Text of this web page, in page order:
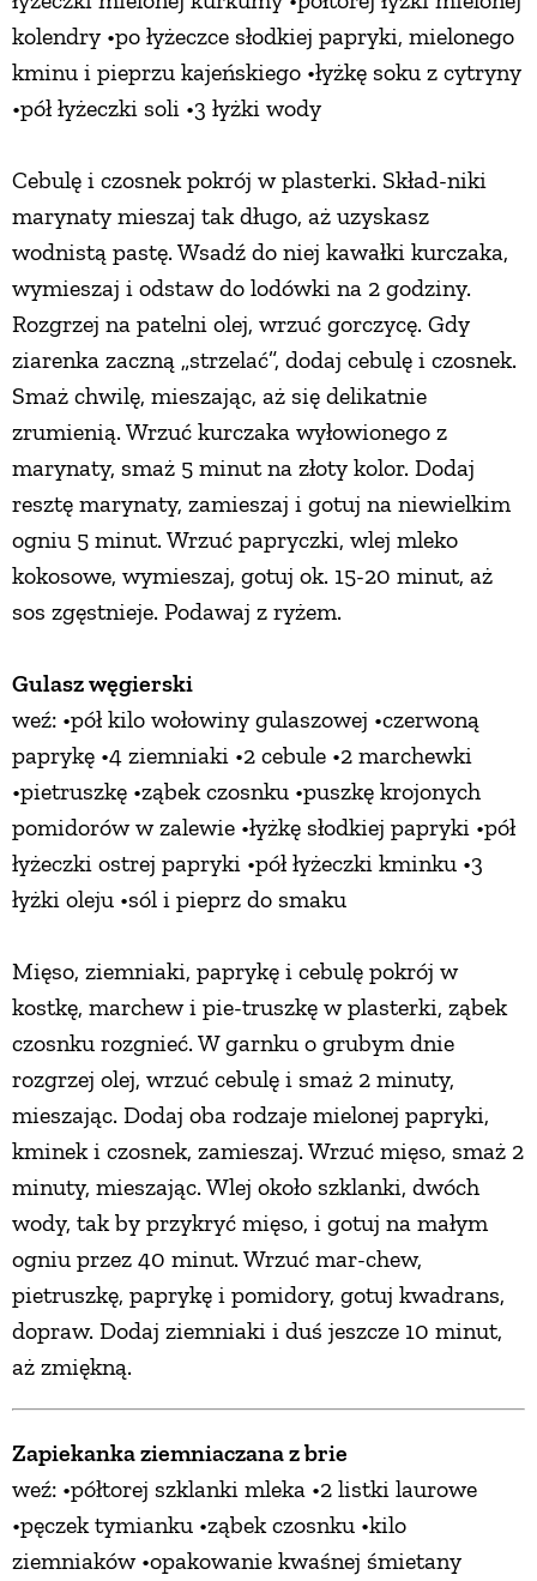
kolendry •po łyżeczce słodkiej papryki, mielonego
kminu i pieprzu kajeńskiego •łyżkę soku z cytryny
•pół łyżeczki soli •3 łyżki wody
Cebulę i czosnek pokrój w plasterki. Skład-niki
marynaty mieszaj tak długo, aż uzyskasz
wodnistą pastę. Wsadź do niej kawałki kurczaka,
wymieszaj i odstaw do lodówki na 2 godziny.
Rozgrzej na patelni olej, wrzuć gorczycę. Gdy
ziarenka zaczną „strzelać”, dodaj cebulę i czosnek.
Smaż chwilę, mieszając, aż się delikatnie
zrumienią. Wrzuć kurczaka wyłowionego z
marynaty, smaż 5 minut na złoty kolor. Dodaj
resztę marynaty, zamieszaj i gotuj na niewielkim
ogniu 5 minut. Wrzuć papryczki, wlej mleko
kokosowe, wymieszaj, gotuj ok. 15-20 minut, aż
sos zgęstnieje. Podawaj z ryżem.
Gulasz węgierski
weź: •pół kilo wołowiny gulaszowej •czerwoną
paprykę •4 ziemniaki •2 cebule •2 marchewki
•pietruszkę •ząbek czosnku •puszkę krojonych
pomidorów w zalewie •łyżkę słodkiej papryki •pół
łyżeczki ostrej papryki •pół łyżeczki kminku •3
łyżki oleju •sól i pieprz do smaku
Mięso, ziemniaki, paprykę i cebulę pokrój w
kostkę, marchew i pie-truszkę w plasterki, ząbek
czosnku rozgnieć. W garnku o grubym dnie
rozgrzej olej, wrzuć cebulę i smaż 2 minuty,
mieszając. Dodaj oba rodzaje mielonej papryki,
kminek i czosnek, zamieszaj. Wrzuć mięso, smaż 2
minuty, mieszając. Wlej około szklanki, dwóch
wody, tak by przykryć mięso, i gotuj na małym
ogniu przez 40 minut. Wrzuć mar-chew,
pietruszkę, paprykę i pomidory, gotuj kwadrans,
dopraw. Dodaj ziemniaki i duś jeszcze 10 minut,
aż zmiękną.
Zapiekanka ziemniaczana z brie
weź: •półtorej szklanki mleka •2 listki laurowe
•pęczek tymianku •ząbek czosnku •kilo
ziemniaków •opakowanie kwaśnej śmietany